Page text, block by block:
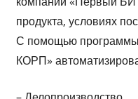
продукта, условиях
С помощью
КОРП»